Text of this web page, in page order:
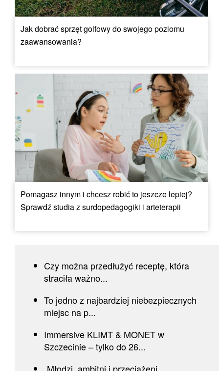
Jak dobrać sprzęt golfowy do swojego poziomu
zaawansowania?
Pomagasz innym i chcesz robić to jeszcze lepiej?
Sprawdź studia z surdopedagogiki i arteterapii
Czy można przedłużyć receptę, która
straciła ważno...
To jedno z najbardziej niebezpiecznych
miejsc na p...
Immersive KLIMT & MONET w
Szczecinie – tylko do 26...
„Młodzi, ambitni i przeciążeni.